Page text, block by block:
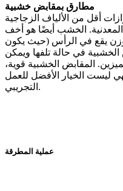
مطارق بمقابض خشبية
أقل من الألياف الزجاجية
الخشب أيضًا هو أخف
يقع في الرأس (حيث يكون
في حالة تلفها ويمكن
المقابض الخشبية قوية،
ليست الخيار الأفضل للعمل
التجريبي.
عملية المطرقة